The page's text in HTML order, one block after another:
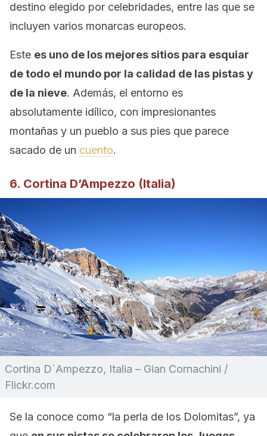
destino elegido por celebridades, entre las que se
incluyen varios monarcas europeos.
Este es uno de los mejores sitios para esquiar
de todo el mundo por la calidad de las pistas y
de la nieve. Además, el entorno es
absolutamente idílico, con impresionantes
montañas y un pueblo a sus pies que parece
sacado de un cuento.
6. Cortina D’Ampezzo (Italia)
Cortina D´Ampezzo, Italia – Gian Cornachini /
Flickr.com
Se la conoce como “la perla de los Dolomitas”, ya